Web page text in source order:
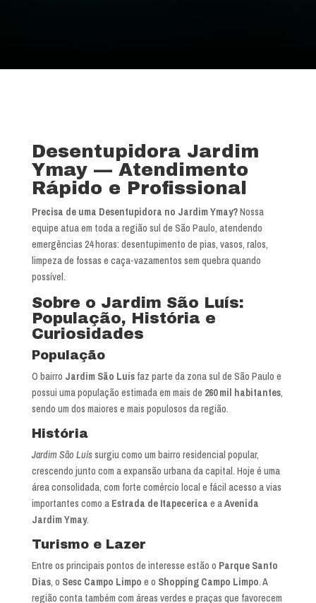
Desentupidora Jardim
Ymay — Atendimento
Rápido e Profissional
Precisa de uma Desentupidora no Jardim Ymay?Nossa
equipe atua em toda a região sul de São Paulo, atendendo
emergências 24 horas: desentupimento de pias, vasos, ralos,
limpeza de fossas e caça-vazamentos sem quebra quando
possível.
Sobre o Jardim São Luís:
População, História e
Curiosidades
População
O bairro Jardim São Luísfaz parte da zona sul de São Paulo e
possui uma população estimada em mais de 260 mil habitantes,
sendo um dos maiores e mais populosos da região.
História
Jardim São Luíssurgiu como um bairro residencial popular,
crescendo junto com a expansão urbana da capital. Hoje é uma
área consolidada, com forte comércio local e fácil acesso a vias
importantes como a Estrada de Itapecerica e aAvenida
Jardim Ymay.
Turismo e Lazer
Entre os principais pontos de interesse estão o Parque Santo
Dias, o Sesc Campo Limpo e o Shopping Campo Limpo. A
região conta também com áreas verdes e praças que favorecem